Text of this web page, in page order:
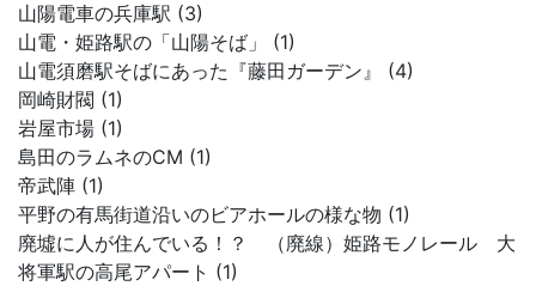
山陽電車の兵庫駅 (3)
山電・姫路駅の「山陽そば」 (1)
山電須磨駅そばにあった『藤田ガーデン』 (4)
岡崎財閥 (1)
岩屋市場 (1)
島田のラムネのCM (1)
帝武陣 (1)
平野の有馬街道沿いのビアホールの様な物 (1)
廃墟に人が住んでいる！？ （廃線）姫路モノレール 大
将軍駅の高尾アパート (1)